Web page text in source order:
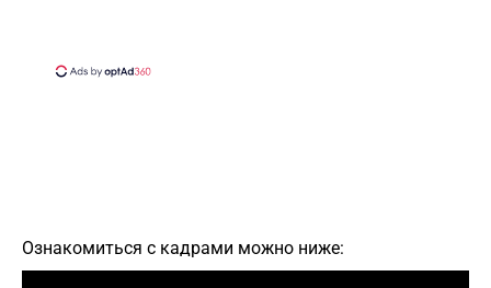
Ознакомиться с кадрами можно ниже: